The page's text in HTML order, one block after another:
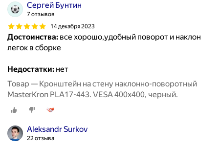
Сергей Бунтин
7 отзывов
14 декабря 2023
Достоинства: все хорошо,удобный поворот и наклон
легок в сборке
Недостатки: нет
Товар — Кронштейн на стену наклонно-поворотный
MasterKron PLA17-443. VESA 400х400, черный.
Aleksandr Surkov
22 отзыва